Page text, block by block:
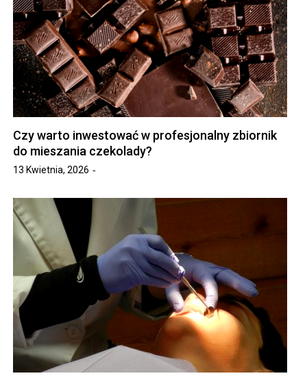
Czy warto inwestować w profesjonalny zbiornik
do mieszania czekolady?
13 Kwietnia, 2026